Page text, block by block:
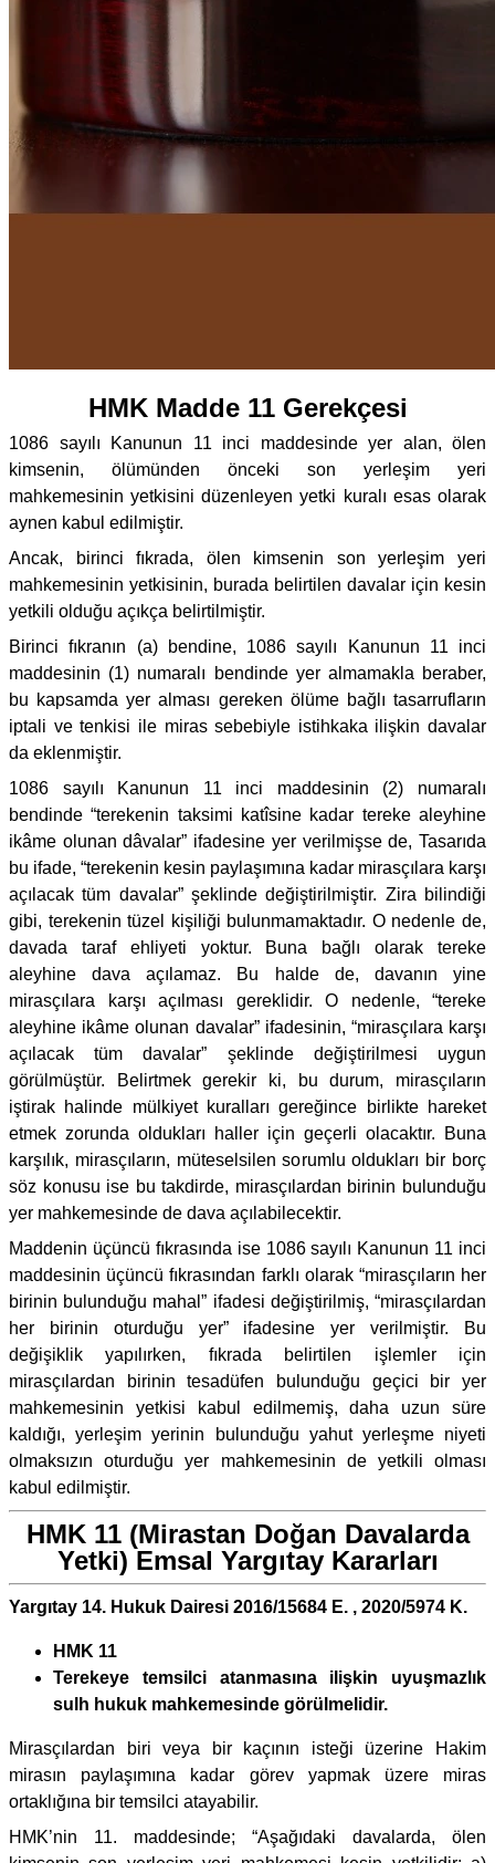
HMK Madde 11 Gerekçesi
1086 sayılı Kanunun 11 inci maddesinde yer alan, ölen
kimsenin, ölümünden önceki son yerleşim yeri
mahkemesinin yetkisini düzenleyen yetki kuralı esas olarak
aynen kabul edilmiştir.
Ancak, birinci fıkrada, ölen kimsenin son yerleşim yeri
mahkemesinin yetkisinin, burada belirtilen davalar için kesin
yetkili olduğu açıkça belirtilmiştir.
Birinci fıkranın (a) bendine, 1086 sayılı Kanunun 11 inci
maddesinin (1) numaralı bendinde yer almamakla beraber,
bu kapsamda yer alması gereken ölüme bağlı tasarrufların
iptali ve tenkisi ile miras sebebiyle istihkaka ilişkin davalar
da eklenmiştir.
1086 sayılı Kanunun 11 inci maddesinin (2) numaralı
bendinde “terekenin taksimi katîsine kadar tereke aleyhine
ikâme olunan dâvalar” ifadesine yer verilmişse de, Tasarıda
bu ifade, “terekenin kesin paylaşımına kadar mirasçılara karşı
açılacak tüm davalar” şeklinde değiştirilmiştir. Zira bilindiği
gibi, terekenin tüzel kişiliği bulunmamaktadır. O nedenle de,
davada taraf ehliyeti yoktur. Buna bağlı olarak tereke
aleyhine dava açılamaz. Bu halde de, davanın yine
mirasçılara karşı açılması gereklidir. O nedenle, “tereke
aleyhine ikâme olunan davalar” ifadesinin, “mirasçılara karşı
açılacak tüm davalar” şeklinde değiştirilmesi uygun
görülmüştür. Belirtmek gerekir ki, bu durum, mirasçıların
iştirak halinde mülkiyet kuralları gereğince birlikte hareket
etmek zorunda oldukları haller için geçerli olacaktır. Buna
karşılık, mirasçıların, müteselsilen sorumlu oldukları bir borç
söz konusu ise bu takdirde, mirasçılardan birinin bulunduğu
yer mahkemesinde de dava açılabilecektir.
Maddenin üçüncü fıkrasında ise 1086 sayılı Kanunun 11 inci
maddesinin üçüncü fıkrasından farklı olarak “mirasçıların her
birinin bulunduğu mahal” ifadesi değiştirilmiş, “mirasçılardan
her birinin oturduğu yer” ifadesine yer verilmiştir. Bu
değişiklik yapılırken, fıkrada belirtilen işlemler için
mirasçılardan birinin tesadüfen bulunduğu geçici bir yer
mahkemesinin yetkisi kabul edilmemiş, daha uzun süre
kaldığı, yerleşim yerinin bulunduğu yahut yerleşme niyeti
olmaksızın oturduğu yer mahkemesinin de yetkili olması
kabul edilmiştir.
HMK 11 (Mirastan Doğan Davalarda
Yetki) Emsal Yargıtay Kararları
Yargıtay 14. Hukuk Dairesi 2016/15684 E. , 2020/5974 K.
HMK 11
Terekeye temsilci atanmasına ilişkin uyuşmazlık
sulh hukuk mahkemesinde görülmelidir.
Mirasçılardan biri veya bir kaçının isteği üzerine Hakim
mirasın paylaşımına kadar görev yapmak üzere miras
ortaklığına bir temsilci atayabilir.
HMK’nin 11. maddesinde; “Aşağıdaki davalarda, ölen